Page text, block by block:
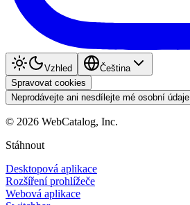
Vzhled
Čeština
Spravovat cookies
Neprodávejte ani nesdílejte mé osobní údaje
© 2026 WebCatalog, Inc.
Stáhnout
Desktopová aplikace
Rozšíření prohlížeče
Webová aplikace